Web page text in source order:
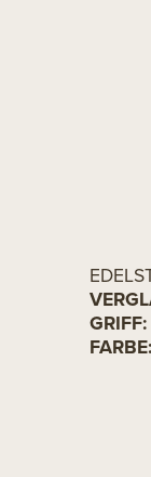
GRIFF:
FARBE: